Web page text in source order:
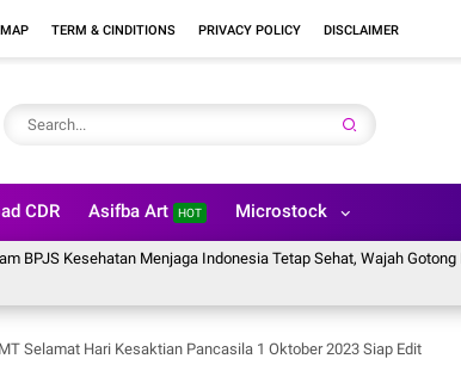
TERM & CINDITIONS PRIVACY POLICY DISCLAIMER
CDR Asifba Art HOT Microstock
Kesehatan Menjaga Indonesia Tetap Sehat, Wajah Gotong Royong
Selamat Hari Kesaktian Pancasila 1 Oktober 2023 Siap Edit